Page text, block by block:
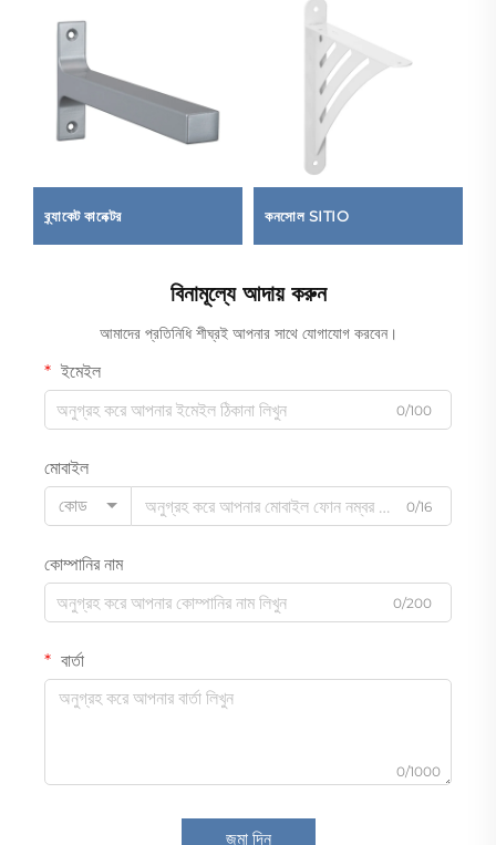
ব্র্যাকেট কানেক্টর কনসোল SITIO
বিনামূল্যে আদায় করুন
আমাদের প্রতিনিধি শীঘ্রই আপনার সাথে যোগাযোগ করবেন।
ইমেইল
0/100
মোবাইল
কোড
0/16
কোম্পানির নাম
0/200
বার্তা
0/1000
জমা দিন